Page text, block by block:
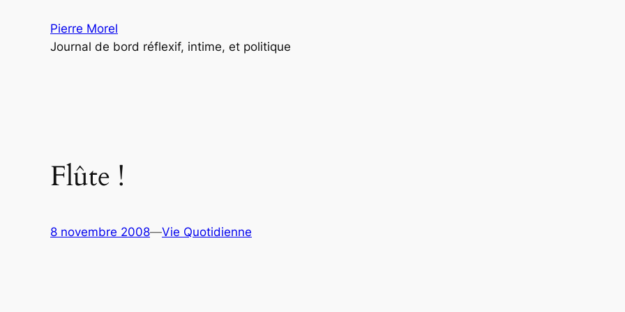
Pierre Morel
Journal de bord réflexif, intime, et politique
Flûte !
8 novembre 2008—Vie Quotidienne